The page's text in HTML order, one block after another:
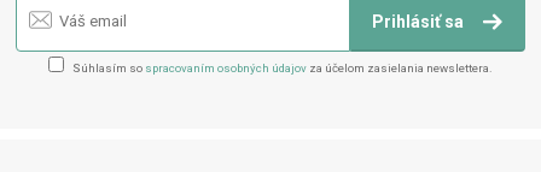
Prihlásiť sa
Súhlasím so spracovaním osobných údajov za účelom zasielania newslettera.